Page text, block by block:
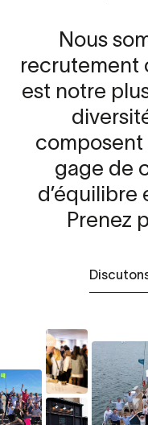
Nous
recrutement
est notre
composent
gage de
d’équilibre
Prenez